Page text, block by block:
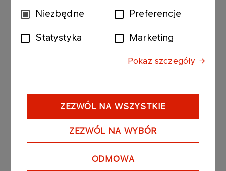
WybórNiezbędne Preferencje
Statystyka Marketing
Pokaż szczegóły
ZEZWÓL NA WSZYSTKIE
ZEZWÓL NA WYBÓR
ODMOWA
Inne aktualności
Ponad 4000 analiz wodoru
jakości automotive w ORLEN
Laboratorium
Więcej